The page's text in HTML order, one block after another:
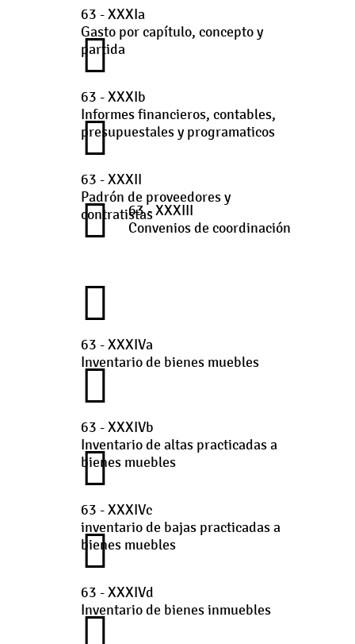
63 - XXXIa
Gasto por capítulo, concepto y
partida
63 - XXXIb
Informes financieros, contables,
presupuestales y programaticos
63 - XXXII
Padrón de proveedores y
contratistas63 - XXXIII
Convenios de coordinación
63 - XXXIVa
Inventario de bienes muebles
63 - XXXIVb
Inventario de altas practicadas a
bienes muebles
63 - XXXIVc
inventario de bajas practicadas a
bienes muebles
63 - XXXIVd
Inventario de bienes inmuebles